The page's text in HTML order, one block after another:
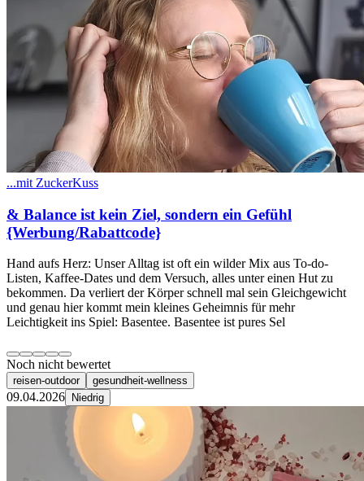
...mit ZuckerKuss
& Balance ist kein Ziel, sondern ein Gefühl
{Werbung/Rabattcode}
​Hand aufs Herz: Unser Alltag ist oft ein wilder Mix aus To-do-
Listen, Kaffee-Dates und dem Versuch, alles unter einen Hut zu
bekommen. Da verliert der Körper schnell mal sein Gleichgewicht
und genau hier kommt mein kleines Geheimnis für mehr
Leichtigkeit ins Spiel: Basentee. ​Basentee ist pures Sel
Noch nicht bewertet
reisen-outdoor gesundheit-wellness
09.04.2026 Niedrig